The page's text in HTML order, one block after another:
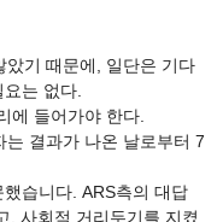
기 때문에, 일단은 기다
는 없다.
에 들어가야 한다.
결과가 나온 날로부터 7
습니다. ARS측의 대답
, 사회적 거리두기를 지켰